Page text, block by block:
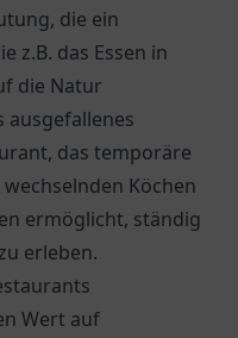
die ein
z.B. das Essen in
die Natur
ausgefallenes
das temporäre
Köchen
ermöglicht, ständig
erleben.
Wert auf